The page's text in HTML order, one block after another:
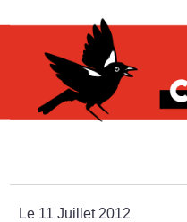
Le 11 Juillet 2012